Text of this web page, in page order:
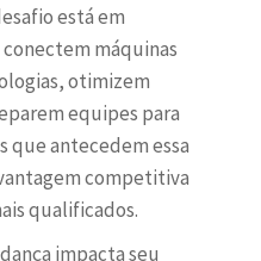
está em
máquinas
otimizem
equipes para
que antecedem essa
competitiva
qualificados.
impacta seu